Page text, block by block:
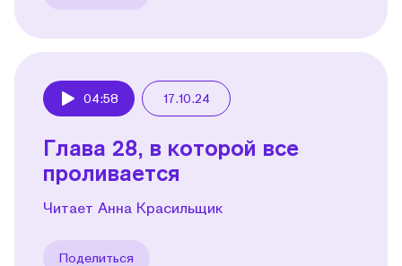
04:58 17.10.24
Глава 28, в которой все
проливается
Читает Анна Красильщик
Поделиться